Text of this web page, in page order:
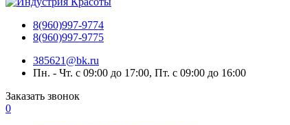
8(960)997-9774
8(960)997-9775
385621@bk.ru
Пн. - Чт. с 09:00 до 17:00, Пт. с 09:00 до 16:00
Заказать звонок
0